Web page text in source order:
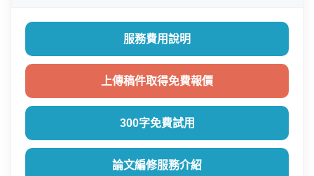
服務費用說明
上傳稿件取得免費報價
300字免費試用
論文編修服務介紹